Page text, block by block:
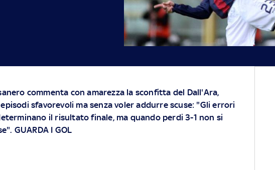
commenta con amarezza la sconfitta del Dall'Ara,
sfavorevoli ma senza voler addurre scuse: "Gli errori
il risultato finale, ma quando perdi 3-1 non si
GUARDA I GOL